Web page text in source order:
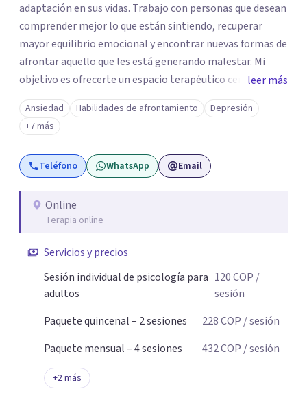
adaptación en sus vidas. Trabajo con personas que desean
comprender mejor lo que están sintiendo, recuperar
mayor equilibrio emocional y encontrar nuevas formas de
afrontar aquello que les está generando malestar. Mi
objetivo es ofrecerte un espacio terapéutico cercano,
seguro y libre de juicios, en el que puedas comprender
mejor lo que estás viviendo, reconocer tus necesidades y
desarrollar herramientas que te ayuden a afrontar tu
malestar emocional con mayor claridad y bienestar.
leer más
Ansiedad Habilidades de afrontamiento
Depresión
+7 más
Teléfono WhatsApp Email
Online
Terapia online
Servicios y precios
Sesión individual de psicología para
adultos
120COP /
sesión
Paquete quincenal – 2 sesiones
228COP / sesión
Paquete mensual – 4 sesiones
432COP / sesión
+2más